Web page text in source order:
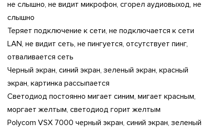
не слышно, не видит микрофон, сгорел аудиовыход, не
слышно
Теряет подключение к сети, не подключается к сети
LAN, не видит сеть, не пингуется, отсутствует пинг,
отваливается сеть
Черный экран, синий экран, зеленый экран, красный
экран, картинка рассыпается
Светодиод постоянно мигает синим, мигает красным,
моргает желтым, светодиод горит желтым
Polycom VSX 7000 черный экран, синий экран, зеленый